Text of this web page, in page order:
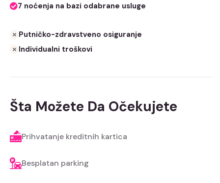
7 noćenja na bazi odabrane usluge
Putničko-zdravstveno osiguranje
Individualni troškovi
Šta Možete Da Očekujete
Prihvatanje kreditnih kartica
Besplatan parking